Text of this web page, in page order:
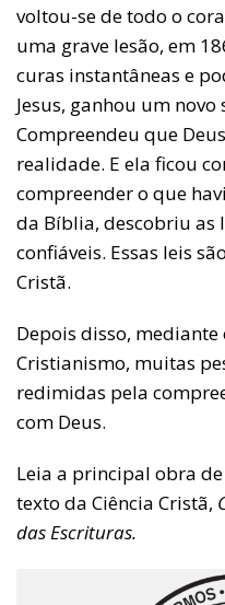
voltou-se de todo o
uma grave lesão, em
curas instantâneas e
Jesus, ganhou um novo
Compreendeu que
realidade. E ela ficou
compreender o que
da Bíblia, descobriu as
confiáveis. Essas leis
Cristã.
Depois disso, mediante
Cristianismo, muitas
redimidas pela
com Deus.
Leia a principal obra
texto da Ciência Cristã,
das Escrituras.